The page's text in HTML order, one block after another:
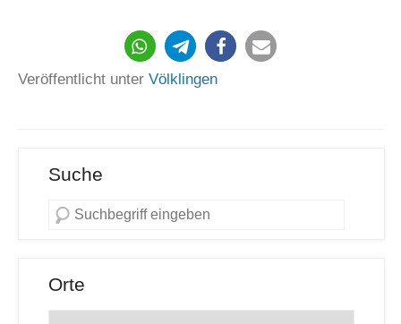
264
Veröffentlicht unter Völklingen
Suche
Orte